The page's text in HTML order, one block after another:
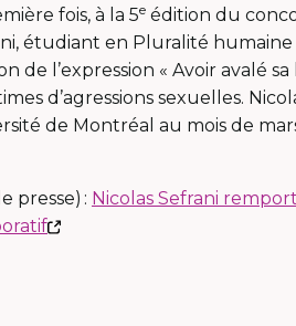
fois, à la 5e édition du
, étudiant en Pluralité humaine
de l’expression « Avoir avalé
d’agressions sexuelles.
de Montréal au mois de
presse) : Nicolas Sefrani